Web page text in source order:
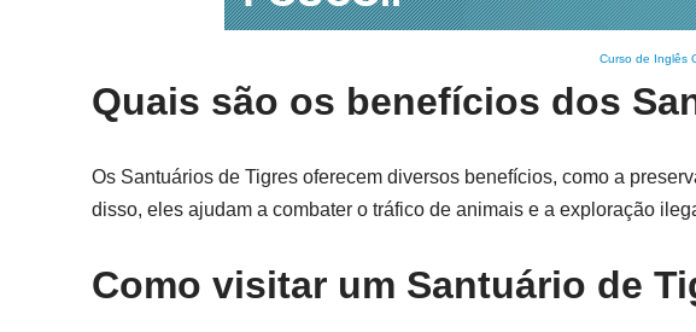
Curso de Inglês
Quais são os benefícios dos
Os Santuários de Tigres oferecem diversos benefícios, como a
disso, eles ajudam a combater o tráfico de animais e a exploração
Como visitar um Santuário de